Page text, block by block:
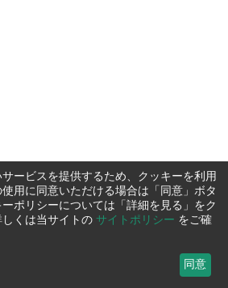
ービスを提供するため、クッキーを利用
用に同意いただける場合は「同意」ボタ
ポリシーについては「詳細を見る」をク
くは当サイトの サイトポリシー をご確
同意